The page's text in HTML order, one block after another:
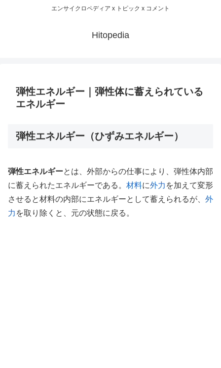
エンサイクロペディア x トピック x コメント
Hitopedia
弾性エネルギー｜弾性体に蓄えられている
エネルギー
弾性エネルギー（ひずみエネルギー）
弾性エネルギーとは、外部からの仕事により、弾性体内部
に蓄えられたエネルギーである。 材料に外力 を加えて変形
させると材料の内部にエネルギーとして蓄えられるが、 外
力 を取り除くと、元の状態に戻る。